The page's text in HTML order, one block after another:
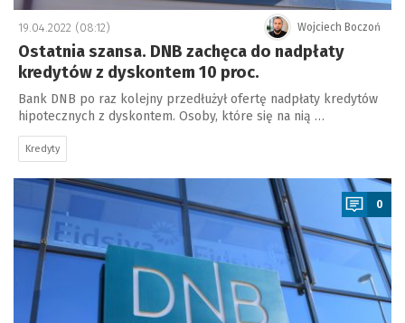
Wojciech Boczoń
19.04.2022 (08:12)
Ostatnia szansa. DNB zachęca do nadpłaty
kredytów z dyskontem 10 proc.
Bank DNB po raz kolejny przedłużył ofertę nadpłaty kredytów
hipotecznych z dyskontem. Osoby, które się na nią …
Kredyty
a
0